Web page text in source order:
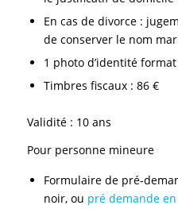
En cas de divorce :
de conserver le nom
1 photo d’identité
Timbres fiscaux : 86 €
Validité : 10 ans
Pour personne mineure
Formulaire de pré-
noir, ou pré demande